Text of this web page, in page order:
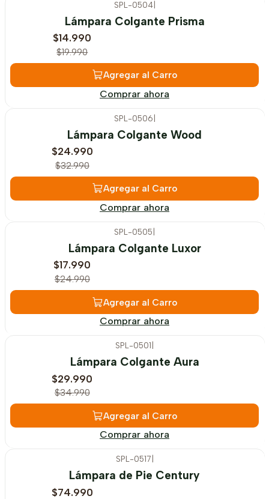
SPL-0504|
Lámpara Colgante Prisma
$14.990
$19.990
Agregar al Carro
Comprar ahora
SPL-0506
Lámpara Colgante Wood
$24.990
$32.990
Agregar al Carro
Comprar ahora
SPL-0505
Lámpara Colgante Luxor
$17.990
$24.990
Agregar al Carro
Comprar ahora
SPL-0501
Lámpara Colgante Aura
$29.990
$34.990
Agregar al Carro
Comprar ahora
SPL-0517
Lámpara de Pie Century
$74.990